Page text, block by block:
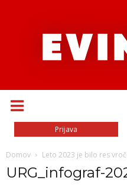
Prijava
Domov Leto 2023 je bilo res
URG_infograf-